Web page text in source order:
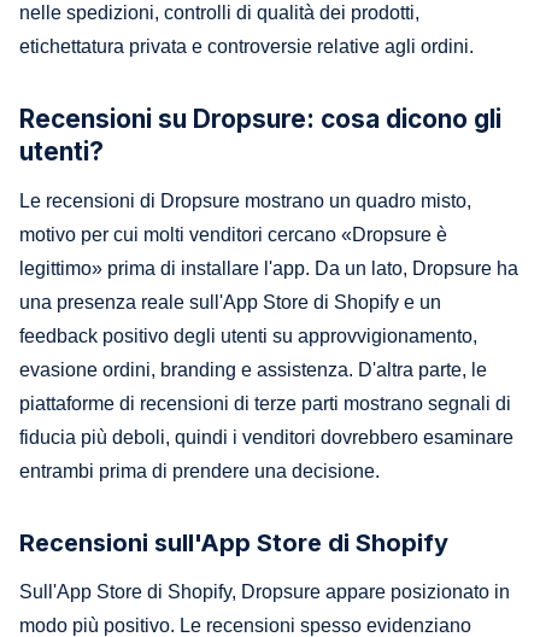
nelle spedizioni, controlli di qualità dei prodotti,
etichettatura privata e controversie relative agli ordini.
Recensioni su Dropsure: cosa dicono gli
utenti?
Le recensioni di Dropsure mostrano un quadro misto,
motivo per cui molti venditori cercano «Dropsure è
legittimo» prima di installare l'app. Da un lato, Dropsure ha
una presenza reale sull'App Store di Shopify e un
feedback positivo degli utenti su approvvigionamento,
evasione ordini, branding e assistenza. D'altra parte, le
piattaforme di recensioni di terze parti mostrano segnali di
fiducia più deboli, quindi i venditori dovrebbero esaminare
entrambi prima di prendere una decisione.
Recensioni sull'App Store di Shopify
Sull'App Store di Shopify, Dropsure appare posizionato in
modo più positivo. Le recensioni spesso evidenziano